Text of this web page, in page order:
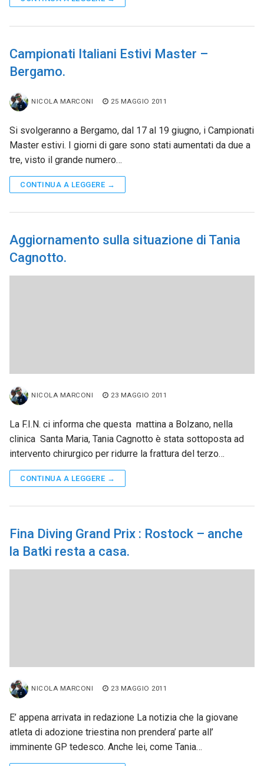
Campionati Italiani Estivi Master –
Bergamo.
NICOLA MARCONI 25 MAGGIO 2011
Si svolgeranno a Bergamo, dal 17 al 19 giugno, i Campionati
Master estivi. I giorni di gare sono stati aumentati da due a
tre, visto il grande numero…
CONTINUA A LEGGERE →
Aggiornamento sulla situazione di Tania
Cagnotto.
NICOLA MARCONI 23 MAGGIO 2011
La F.I.N. ci informa che questa mattina a Bolzano, nella
clinica Santa Maria, Tania Cagnotto è stata sottoposta ad
intervento chirurgico per ridurre la frattura del terzo…
CONTINUA A LEGGERE →
Fina Diving Grand Prix : Rostock – anche
la Batki resta a casa.
NICOLA MARCONI 23 MAGGIO 2011
E’ appena arrivata in redazione La notizia che la giovane
atleta di adozione triestina non prendera’ parte all’
imminente GP tedesco. Anche lei, come Tania…